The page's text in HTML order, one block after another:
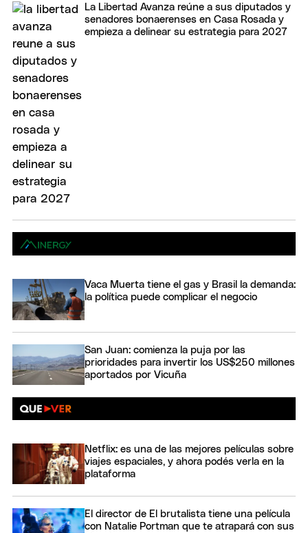
La Libertad Avanza reúne a sus diputados y
senadores bonaerenses en Casa Rosada y
empieza a delinear su estrategia para 2027
Vaca Muerta tiene el gas y Brasil la demanda:
la política puede complicar el negocio
San Juan: comienza la puja por las
prioridades para invertir los US$250 millones
aportados por Vicuña
Netflix: es una de las mejores películas sobre
viajes espaciales, y ahora podés verla en la
plataforma
El director de El brutalista tiene una película
con Natalie Portman que te atrapará con sus